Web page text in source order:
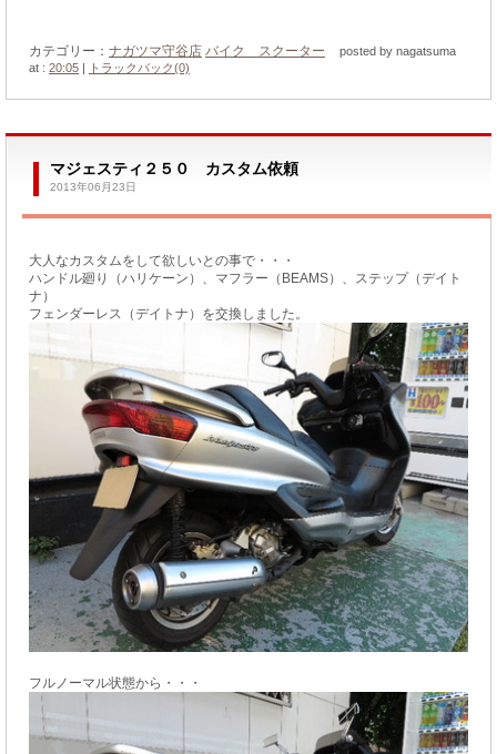
カテゴリー： ナガツマ守谷店 バイク スクーター
posted by nagatsuma
at : 20:05 | トラックバック(0)
マジェスティ２５０ カスタム依頼
2013年06月23日
大人なカスタムをして欲しいとの事で・・・
ハンドル廻り（ハリケーン）、マフラー（BEAMS）、ステップ（デイト
ナ）
フェンダーレス（デイトナ）を交換しました。
フルノーマル状態から・・・